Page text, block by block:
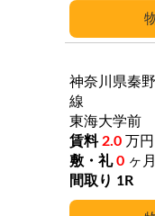
神奈川県秦
線
東海大学前
2.0 万円
0 ヶ月
1R